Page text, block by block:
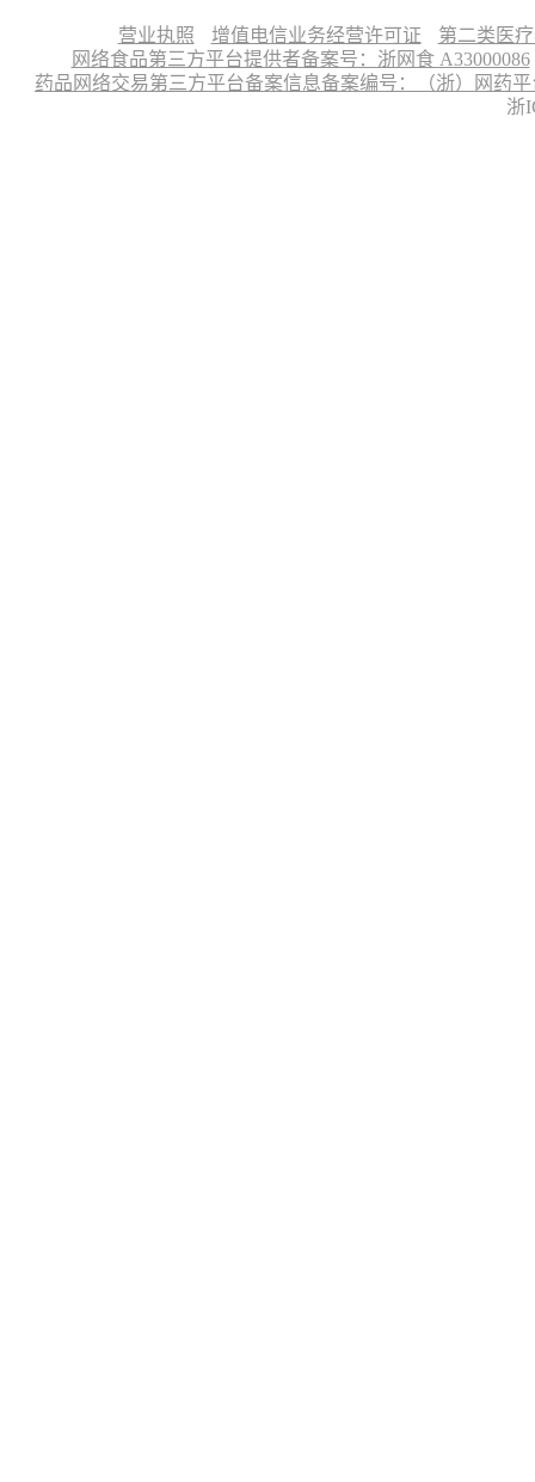
营业执照 增值电信业务经营许可证
第二类医
网络食品第三方平台提供者备案号：浙网食 A33000086
药品网络交易第三方平台备案信息备案编号：（浙）网药平
浙